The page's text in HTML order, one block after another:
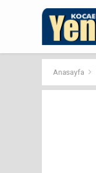
Anasayfa